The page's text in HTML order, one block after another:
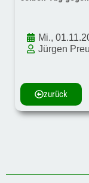
zurück
Mi.,
Jürgen